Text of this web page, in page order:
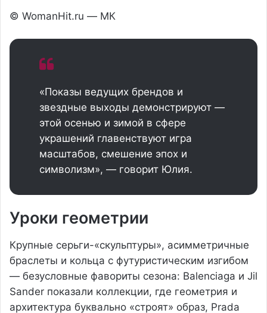
© WomanHit.ru — МК
«Показы ведущих брендов и
звездные выходы демонстрируют —
этой осенью и зимой в сфере
украшений главенствуют игра
масштабов, смешение эпох и
символизм», — говорит Юлия.
Уроки геометрии
Крупные серьги-«скульптуры», асимметричные
браслеты и кольца с футуристическим изгибом
— безусловные фавориты сезона: Balenciaga и Jil
Sander показали коллекции, где геометрия и
архитектура буквально «строят» образ, Prada